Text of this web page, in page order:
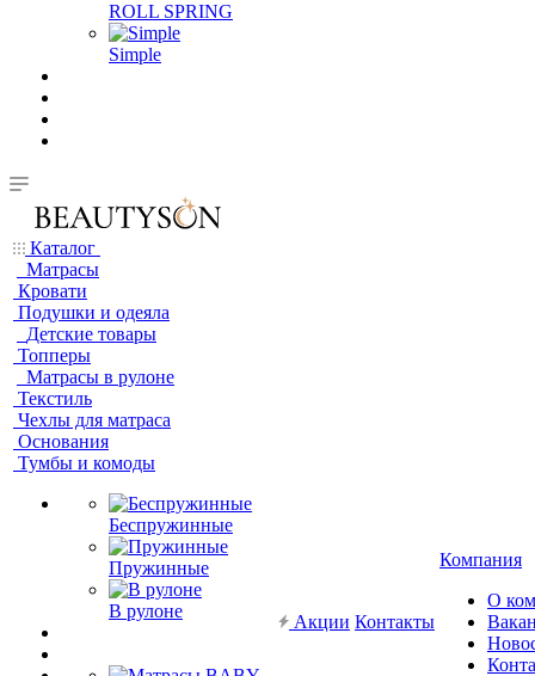
ROLL SPRING
Simple
Каталог
Матрасы
Кровати
Подушки и одеяла
Детские товары
Топперы
Матрасы в рулоне
Текстиль
Чехлы для матраса
Основания
Тумбы и комоды
Беспружинные
Пружинные
В рулоне
Акции Контакты
Компания
О